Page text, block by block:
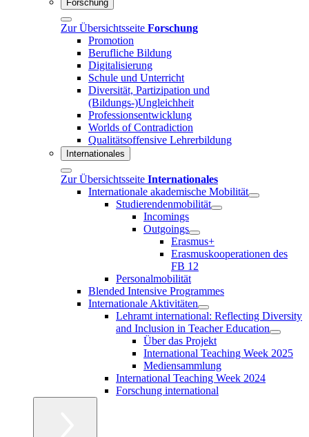
Forschung
Zur Übersichtsseite Forschung
Promotion
Berufliche Bildung
Digitalisierung
Schule und Unterricht
Diversität, Partizipation und
(Bildungs-)Ungleichheit
Professionsentwicklung
Worlds of Contradiction
Qualitätsoffensive Lehrerbildung
Internationales
Zur Übersichtsseite Internationales
Internationale akademische Mobilität
Studierendenmobilität
Incomings
Outgoings
Erasmus+
Erasmuskooperationen des
FB 12
Personalmobilität
Blended Intensive Programmes
Internationale Aktivitäten
Lehramt international: Reflecting Diversity
and Inclusion in Teacher Education
Über das Projekt
International Teaching Week 2025
Mediensammlung
International Teaching Week 2024
Forschung international